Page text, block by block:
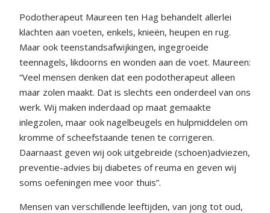
Podotherapeut Maureen ten Hag behandelt allerlei
klachten aan voeten, enkels, knieën, heupen en rug.
Maar ook teenstandsafwijkingen, ingegroeide
teennagels, likdoorns en wonden aan de voet. Maureen:
“Veel mensen denken dat een podotherapeut alleen
maar zolen maakt. Dat is slechts een onderdeel van ons
werk. Wij maken inderdaad op maat gemaakte
inlegzolen, maar ook nagelbeugels en hulpmiddelen om
kromme of scheefstaande tenen te corrigeren.
Daarnaast geven wij ook uitgebreide (schoen)adviezen,
preventie-advies bij diabetes of reuma en geven wij
soms oefeningen mee voor thuis”.
Mensen van verschillende leeftijden, van jong tot oud,